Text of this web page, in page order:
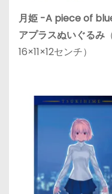
月姫 -A piece of
アプラスぬいぐるみ
16×11×12センチ）